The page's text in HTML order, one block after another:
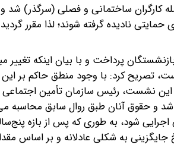
کارگران ساختمانی و فصلی (سرگذر) شد
نادیده گرفته شوند؛ لذا مقرر
پرداخت و با بیان اینکه تغییر
تصریح کرد: با وجود منطق حاکم بر
این نشست، رئیس سازمان تأمین اجتماعی
اعمال نخواهد شد و حقوق آنان طبق روال سابق
شود، به طوری که پس از بازه
جایگزینی به شکلی عادلانه و بر اساس